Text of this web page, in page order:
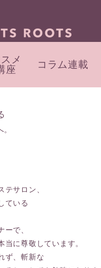
メ
座 コラム連載
サロン、
ている
で、
に尊敬しています。
ず、斬新な